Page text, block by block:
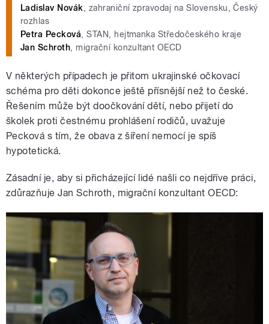
Ladislav Novák
, zahraniční zpravodaj na Slovensku, Český
rozhlas
Petra Pecková , STAN, hejtmanka Středočeského kraje
Jan Schroth , migrační konzultant OECD
V některých případech je přitom ukrajinské očkovací
schéma pro děti dokonce ještě přísnější než to české.
Řešením může být doočkování dětí, nebo přijetí do
školek proti čestnému prohlášení rodičů, uvažuje
Pecková s tím, že obava z šíření nemocí je spíš
hypotetická.
Zásadní je, aby si přicházející lidé našli co nejdříve práci,
zdůrazňuje Jan Schroth, migrační konzultant OECD: